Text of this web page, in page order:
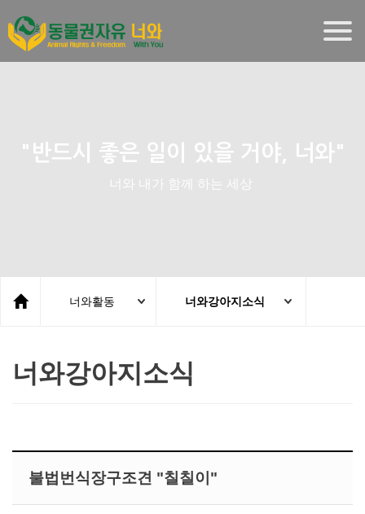
"반드시 좋은 일이 있을 거야, 너와"
너와 내가 함께 하는 세상
너와활동 너와강아지소식
너와강아지소식
불법번식장구조견 "칠칠이"